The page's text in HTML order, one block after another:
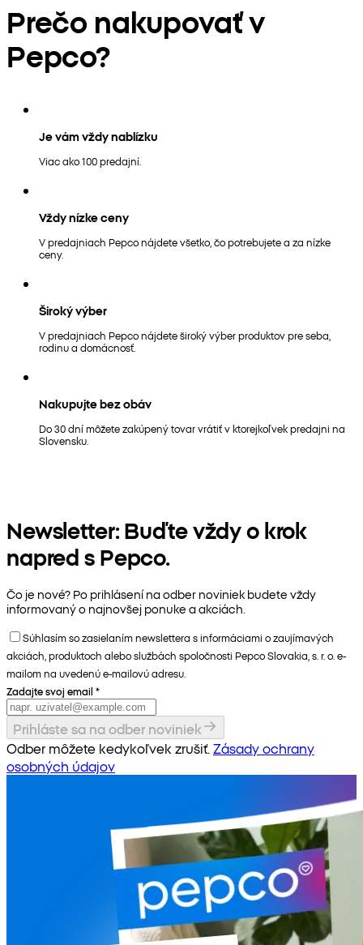
Prečo nakupovať v
Pepco?
Je vám vždy nablízku
Viac ako 100 predajní.
Vždy nízke ceny
V predajniach Pepco nájdete všetko, čo potrebujete a za nízke
ceny.
Široký výber
V predajniach Pepco nájdete široký výber produktov pre seba,
rodinu a domácnosť.
Nakupujte bez obáv
Do 30 dní môžete zakúpený tovar vrátiť v ktorejkoľvek predajni na
Slovensku.
Newsletter: Buďte vždy o krok
napred s Pepco.
Čo je nové? Po prihlásení na odber noviniek budete vždy
informovaný o najnovšej ponuke a akciách.
Súhlasím so zasielaním newslettera s informáciami o zaujímavých
akciách, produktoch alebo službách spoločnosti Pepco Slovakia, s. r. o. e-
mailom na uvedenú e-mailovú adresu.
Zadajte svoj email *
Prihláste sa na odber noviniek
Odber môžete kedykoľvek zrušiť.Zásady ochrany
osobných údajov